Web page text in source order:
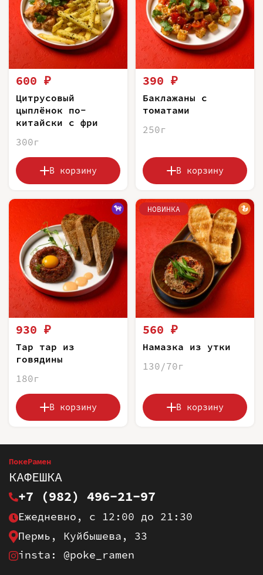
600 ₽
Цитрусовый
цыплёнок по-
китайски с фри
300г
В корзину
390 ₽
Баклажаны с
томатами
250г
В корзину
930 ₽
Тар тар из
говядины
180г
В корзину
НОВИНКА
560 ₽
Намазка из утки
130/70г
В корзину
ПокеРамен
КАФЕШКА
+7 (982) 496-21-97
Ежедневно, с 12:00 до 21:30
Пермь, Куйбышева, 33
insta: @poke_ramen